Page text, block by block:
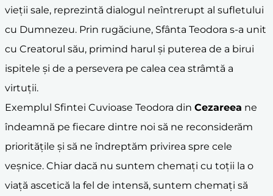
vieții sale, reprezintă dialogul neîntrerupt al sufletului
cu Dumnezeu. Prin rugăciune, Sfânta Teodora s-a unit
cu Creatorul său, primind harul și puterea de a birui
ispitele și de a persevera pe calea cea strâmtă a
virtuții.
Exemplul Sfintei Cuvioase Teodora din Cezareea ne
îndeamnă pe fiecare dintre noi să ne reconsiderăm
prioritățile și să ne îndreptăm privirea spre cele
veșnice. Chiar dacă nu suntem chemați cu toții la o
viață ascetică la fel de intensă, suntem chemați să